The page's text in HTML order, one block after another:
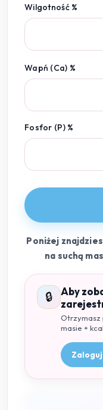
Wilgotność %
Wapń (Ca) %
Fosfor (P) %
Poniżej
na suchą
🔒
Aby
Otrzymasz
masie + kcal.
Zaloguj